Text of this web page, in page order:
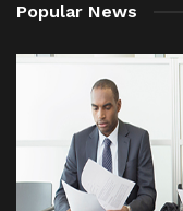
Popular News